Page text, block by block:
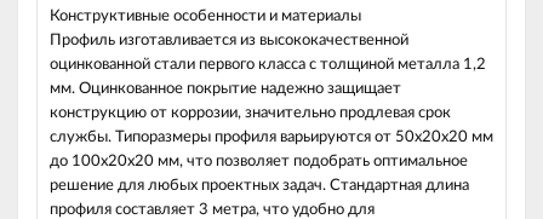
Конструктивные особенности и материалы
Профиль изготавливается из высококачественной
оцинкованной стали первого класса с толщиной металла 1,2
мм. Оцинкованное покрытие надежно защищает
конструкцию от коррозии, значительно продлевая срок
службы. Типоразмеры профиля варьируются от 50х20х20 мм
до 100х20х20 мм, что позволяет подобрать оптимальное
решение для любых проектных задач. Стандартная длина
профиля составляет 3 метра, что удобно для